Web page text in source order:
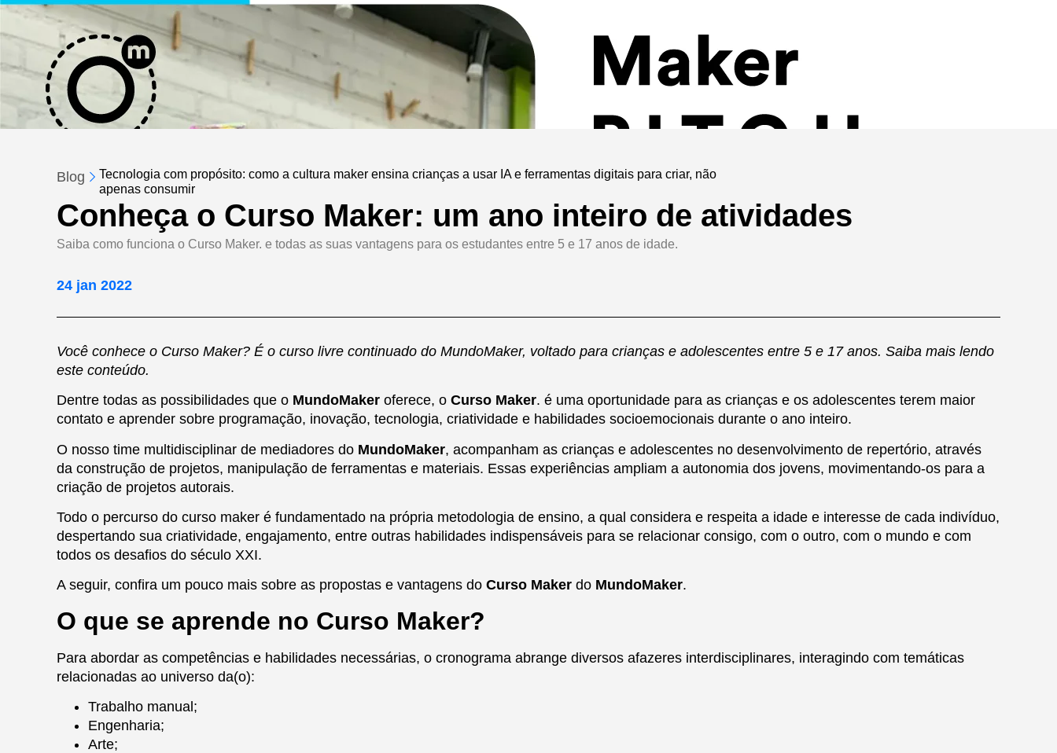
Blog
Tecnologia com propósito: como a cultura maker ensina crianças a usar IA e ferramentas digitais para criar, não
apenas consumir
Conheça o Curso Maker: um ano inteiro de atividades
Saiba como funciona o Curso Maker. e todas as suas vantagens para os estudantes entre 5 e 17 anos de idade.
24 jan 2022
Você conhece o Curso Maker? É o curso livre continuado do MundoMaker, voltado para crianças e adolescentes entre 5 e 17 anos. Saiba mais lendo
este conteúdo.
Dentre todas as possibilidades que o MundoMaker oferece, o Curso Maker. é uma oportunidade para as crianças e os adolescentes terem maior
contato e aprender sobre programação, inovação, tecnologia, criatividade e habilidades socioemocionais durante o ano inteiro.
O nosso time multidisciplinar de mediadores do MundoMaker, acompanham as crianças e adolescentes no desenvolvimento de repertório, através
da construção de projetos, manipulação de ferramentas e materiais. Essas experiências ampliam a autonomia dos jovens, movimentando-os para a
criação de projetos autorais.
Todo o percurso do curso maker é fundamentado na própria metodologia de ensino, a qual considera e respeita a idade e interesse de cada indivíduo,
despertando sua criatividade, engajamento, entre outras habilidades indispensáveis para se relacionar consigo, com o outro, com o mundo e com
todos os desafios do século XXI.
A seguir, confira um pouco mais sobre as propostas e vantagens do Curso Maker do MundoMaker.
O que se aprende no Curso Maker?
Para abordar as competências e habilidades necessárias, o cronograma abrange diversos afazeres interdisciplinares, interagindo com temáticas
relacionadas ao universo da(o):
Trabalho manual;
Engenharia;
Arte;